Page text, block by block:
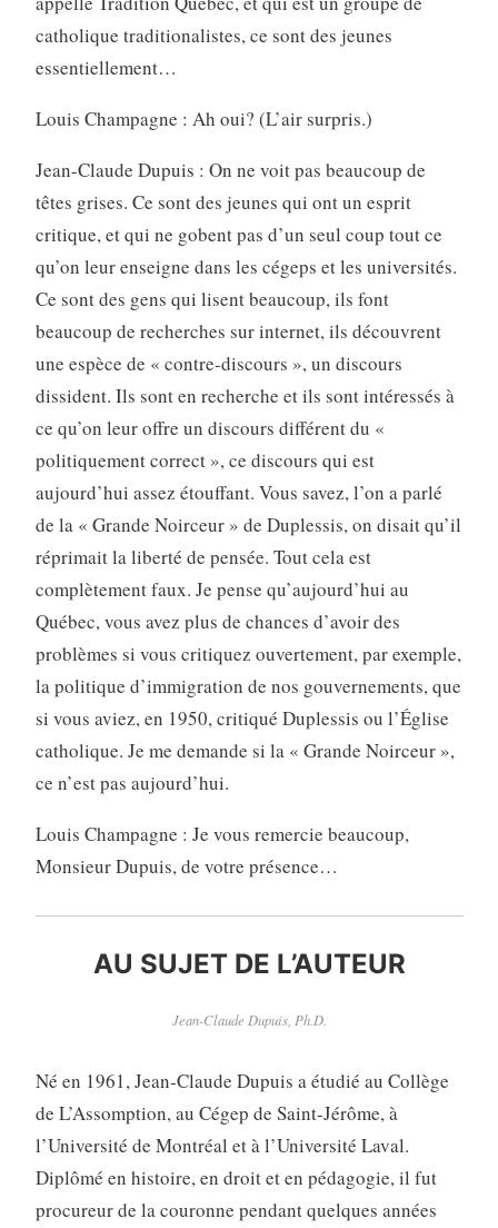
catholique traditionalistes, ce sont des jeunes
essentiellement…
Louis Champagne : Ah oui? (L’air surpris.)
Jean-Claude Dupuis : On ne voit pas beaucoup de
têtes grises. Ce sont des jeunes qui ont un esprit
critique, et qui ne gobent pas d’un seul coup tout ce
qu’on leur enseigne dans les cégeps et les universités.
Ce sont des gens qui lisent beaucoup, ils font
beaucoup de recherches sur internet, ils découvrent
une espèce de « contre-discours », un discours
dissident. Ils sont en recherche et ils sont intéressés à
ce qu’on leur offre un discours différent du «
politiquement correct », ce discours qui est
aujourd’hui assez étouffant. Vous savez, l’on a parlé
de la « Grande Noirceur » de Duplessis, on disait qu’il
réprimait la liberté de pensée. Tout cela est
complètement faux. Je pense qu’aujourd’hui au
Québec, vous avez plus de chances d’avoir des
problèmes si vous critiquez ouvertement, par exemple,
la politique d’immigration de nos gouvernements, que
si vous aviez, en 1950, critiqué Duplessis ou l’Église
catholique. Je me demande si la « Grande Noirceur »,
ce n’est pas aujourd’hui.
Louis Champagne : Je vous remercie beaucoup,
Monsieur Dupuis, de votre présence…
AU SUJET DE L’AUTEUR
Jean-Claude Dupuis, Ph.D.
Né en 1961, Jean-Claude Dupuis a étudié au Collège
de L’Assomption, au Cégep de Saint-Jérôme, à
l’Université de Montréal et à l’Université Laval.
Diplômé en histoire, en droit et en pédagogie, il fut
procureur de la couronne pendant quelques années